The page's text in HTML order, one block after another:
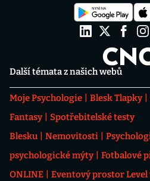
Další témata z našich webů
Moje Psychologie Blesk Tlapky
Fantasy
Spotřebitelské testy
Blesku
Nemovitosti
psychologické mýty
Fotbalové
ONLINE
Eventový prostor Level